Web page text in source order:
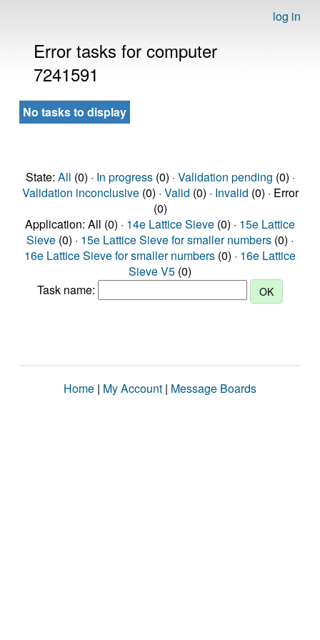
log in
Error tasks for computer
7241591
No tasks to display
State: All (0) · In progress(0) · Validation pending (0) ·
Validation inconclusive(0) · Valid (0) · Invalid (0) · Error
(0)
Application: All (0) · 14e Lattice Sieve (0) · 15e Lattice
Sieve (0) · 15e Lattice Sieve for smaller numbers (0) ·
16e Lattice Sieve for smaller numbers (0) · 16e Lattice
Sieve V5 (0)
Task name:
Home | My Account | Message Boards